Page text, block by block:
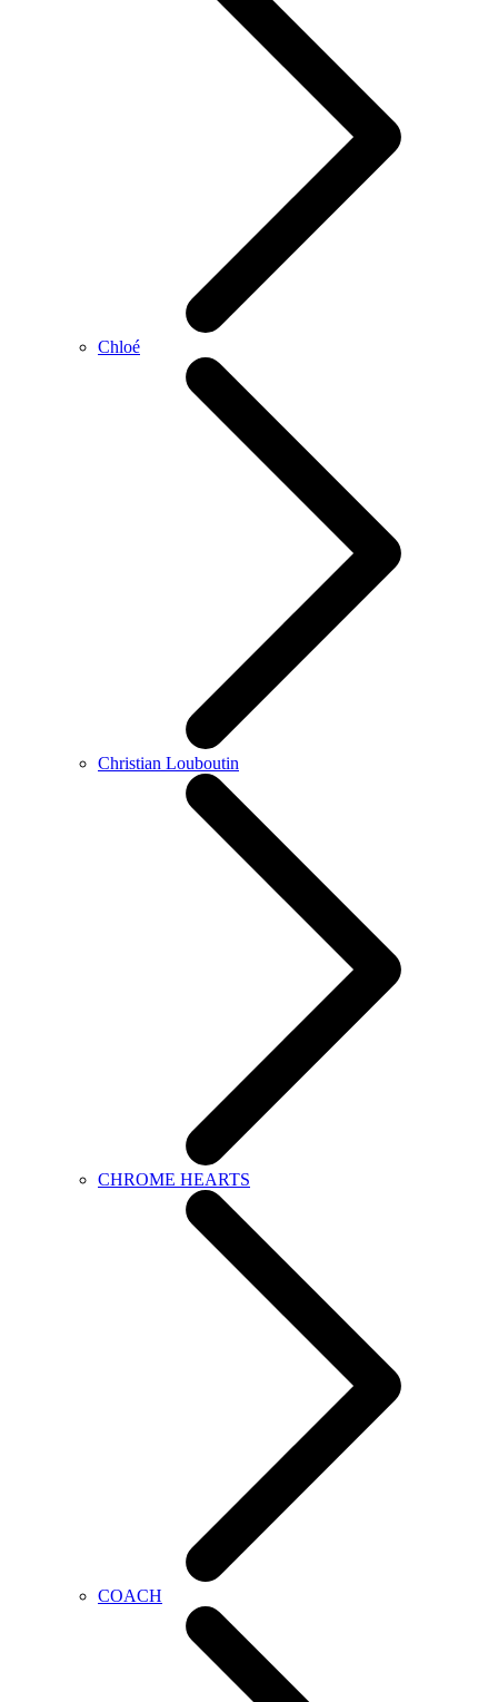
Chloé
Christian Louboutin
CHROME HEARTS
COACH